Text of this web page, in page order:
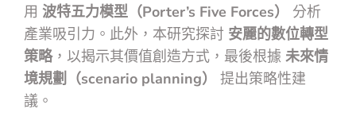
用 波特五力模型（Porter’s Five Forces）
分析
產業吸引力。此外，本研究探討 安麗的數位轉型
策略，以揭示其價值創造方式，最後根據 未來情
境規劃（scenario planning）
提出策略性建
議。